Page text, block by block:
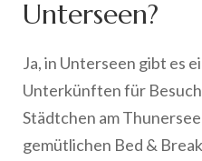
Unterseen?
Ja, in Unterseen gibt es
Unterkünften für
Städtchen am
gemütlichen Bed &